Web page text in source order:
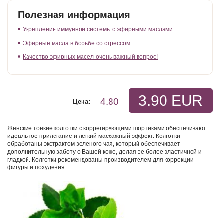
Полезная информация
Укрепление иммунной системы с эфирными маслами
Эфирные масла в борьбе со стрессом
Качество эфирных масел-очень важный вопрос!
3.90 EUR
4.80
Цена:
Женские тонкие колготки с коррегирующими шортиками обеспечивают
идеальное прилегание и легкий массажный эффект. Колготки
обработаны экстрактом зеленого чая, который обеспечивает
дополнительную заботу о Вашей коже, делая ее более эластичной и
гладкой. Колготки рекомендованы производителем для коррекции
фигуры и похудения.